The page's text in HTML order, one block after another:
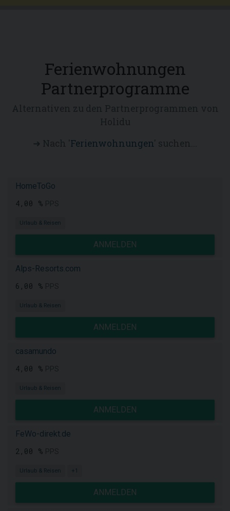
Ferienwohnungen
Partnerprogramme
Ferienwohnungen
HomeToGo
4,00 %
Urlaub & Reisen
ANMELDEN
Alps-Resorts.com
6,00 %
Urlaub & Reisen
ANMELDEN
casamundo
4,00 %
Urlaub & Reisen
ANMELDEN
FeWo-direkt.de
2,00 %
Urlaub & Reisen +1
ANMELDEN